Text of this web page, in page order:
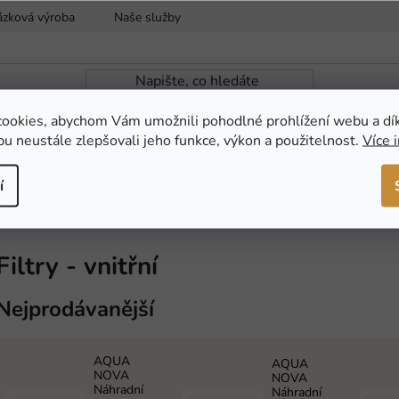
abychom Vám umožnili pohodlné prohlížení webu a
neustále zlepšovali jeho funkce, výkon a použitelnost. Více
výroba Naše služby
AKCE
- vnitřní
AQUA
NOVA
Náhradní
AQUA
NOVA
Náhradní